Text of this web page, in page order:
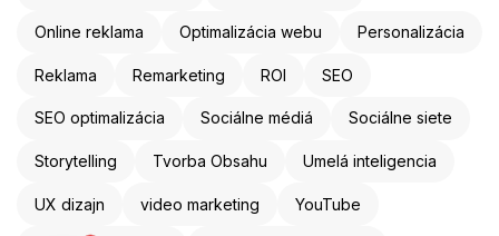
Online reklama Optimalizácia webu Personalizácia
Reklama Remarketing ROI SEO
SEO optimalizácia Sociálne médiá Sociálne siete
Storytelling Tvorba Obsahu Umelá inteligencia
UX dizajn video marketing YouTube